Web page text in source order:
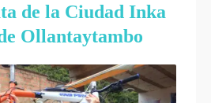
de la Ciudad Inka
Ollantaytambo